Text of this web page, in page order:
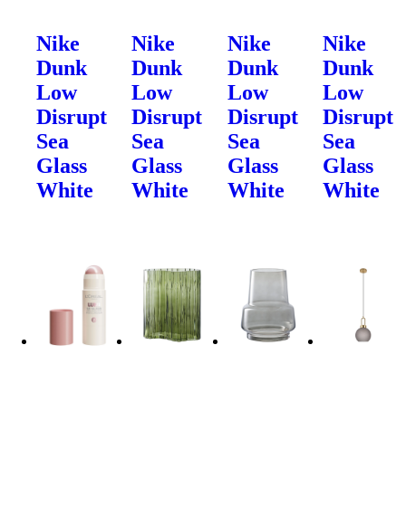
Nike
Dunk
Low
Disrupt
Sea
Glass
White
Nike
Dunk
Low
Disrupt
Sea
Glass
White
Nike
Dunk
Low
Disrupt
Sea
Glass
White
Nike
Dunk
Low
Disrupt
Sea
Glass
White